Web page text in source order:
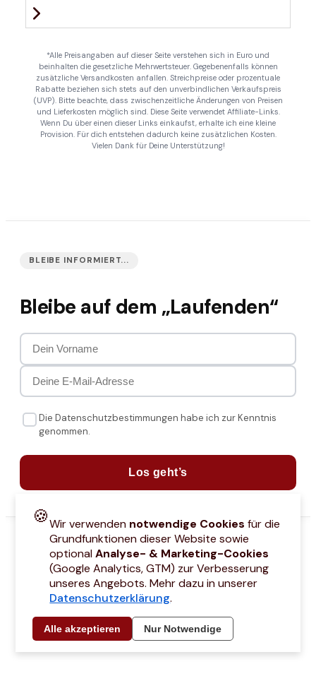
*Alle Preisangaben auf dieser Seite verstehen sich in Euro und
beinhalten die gesetzliche Mehrwertsteuer. Gegebenenfalls können
zusätzliche Versandkosten anfallen. Streichpreise oder prozentuale
Rabatte beziehen sich stets auf den unverbindlichen Verkaufspreis
(UVP). Bitte beachte, dass zwischenzeitliche Änderungen von Preisen
und Lieferkosten möglich sind. Diese Seite verwendet Affiliate-Links.
Wenn Du über einen dieser Links einkaufst, erhalte ich eine kleine
Provision. Für dich entstehen dadurch keine zusätzlichen Kosten.
Vielen Dank für Deine Unterstützung!
BLEIBE INFORMIERT...
Bleibe auf dem „Laufenden“
Die Datenschutzbestimmungen habe ich zur Kenntnis
genommen.
Los geht’s
© 2021 –
by Joyce Hübner | All Rights Reserved
🍪Wir verwenden notwendige Cookies für die
Grundfunktionen dieser Website sowie
optionalAnalyse- & Marketing-Cookies
(Google Analytics, GTM) zur Verbesserung
unseres Angebots. Mehr dazu in unserer
Datenschutzerklärung.
Alle akzeptieren Nur Notwendige